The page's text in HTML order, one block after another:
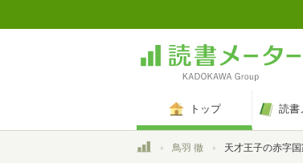
トップ 読書
トップ鳥羽 徹 天才王子の赤字国家再生術9 ~